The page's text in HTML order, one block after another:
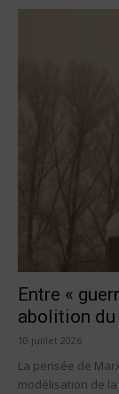
Entre «
abolition du
10 juillet 2026
La pensée de
modélisation de